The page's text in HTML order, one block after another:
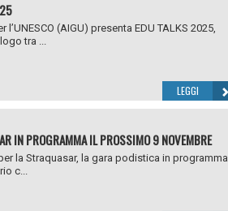
(AIGU) presenta EDU TALKS 2025,
tra ...
LEGGI
IN PROGRAMMA IL PROSSIMO 9 NOVEMBRE
la Straquasar, la gara podistica in programma
c...